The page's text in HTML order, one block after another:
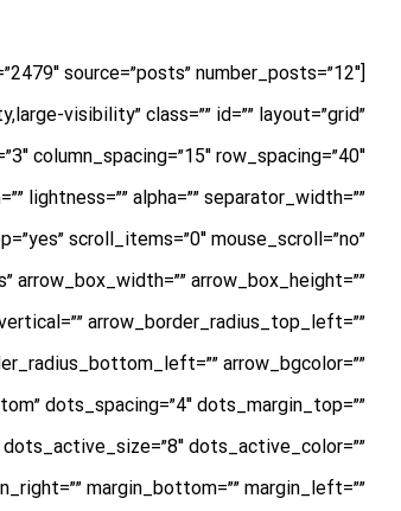
source=”posts” number_posts=”12″
visibility” class=”” id=”” layout=”grid”
column_spacing=”15″ row_spacing=”40″
lightness=”” alpha=”” separator_width=””
scroll_items=”0″ mouse_scroll=”no”
arrow_box_width=”” arrow_box_height=””
arrow_border_radius_top_left=””
arrow_bgcolor=””
dots_spacing=”4″ dots_margin_top=””
dots_active_color=””
margin_bottom=”” margin_left=””